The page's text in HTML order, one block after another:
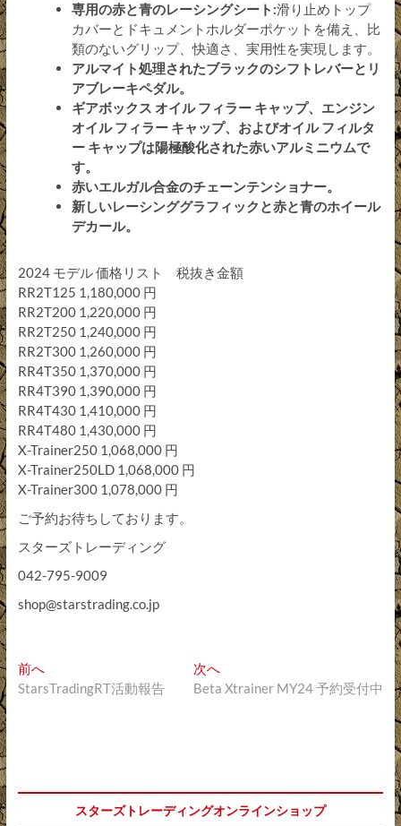
専用の赤と青のレーシングシート:滑り止めトップ
カバーとドキュメントホルダーポケットを備え、比
類のないグリップ、快適さ、実用性を実現します。
アルマイト処理されたブラックのシフトレバーとリ
アブレーキペダル。
ギアボックス オイル フィラー キャップ、エンジン
オイル フィラー キャップ、およびオイル フィルタ
ー キャップは陽極酸化された赤いアルミニウムで
す。
赤いエルガル合金のチェーンテンショナー。
新しいレーシンググラフィックと赤と青のホイール
デカール。
2024 モデル 価格リスト 税抜き金額
RR2T125 1,180,000 円
RR2T200 1,220,000 円
RR2T250 1,240,000 円
RR2T300 1,260,000 円
RR4T350 1,370,000 円
RR4T390 1,390,000 円
RR4T430 1,410,000 円
RR4T480 1,430,000 円
X-Trainer250 1,068,000 円
X-Trainer250LD 1,068,000 円
X-Trainer300 1,078,000 円
ご予約お待ちしております。
スターズトレーディング
042-795-9009
shop@starstrading.co.jp
投
稿
ゲ
前へ過
去
StarsTradingRT活動報告
次へ
の
Beta Xtrainer MY24 予約受付中
スターズトレーディングオンラインショップ